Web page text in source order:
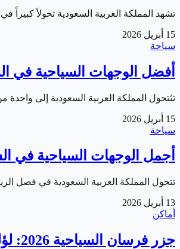
تشهد المملكة العربية السعودية تحولاً كبيراً في قطاع السياحة ضمن رؤية 2030، مما جعلها واحدة
15 أبريل 2026
سياحة
أفضل الوجهات السياحية في
تثتحول المملكة العربية السعودية إلى واحدة من أبرز الوجهات السياحية
15 أبريل 2026
سياحة
أجمل الوجهات السياحية في
تتحول المملكة العربية السعودية في فصل
13 أبريل 2026
أماكن
جزر فرسان السياحية 2026: لؤلؤة البحر الأحمر السعودي